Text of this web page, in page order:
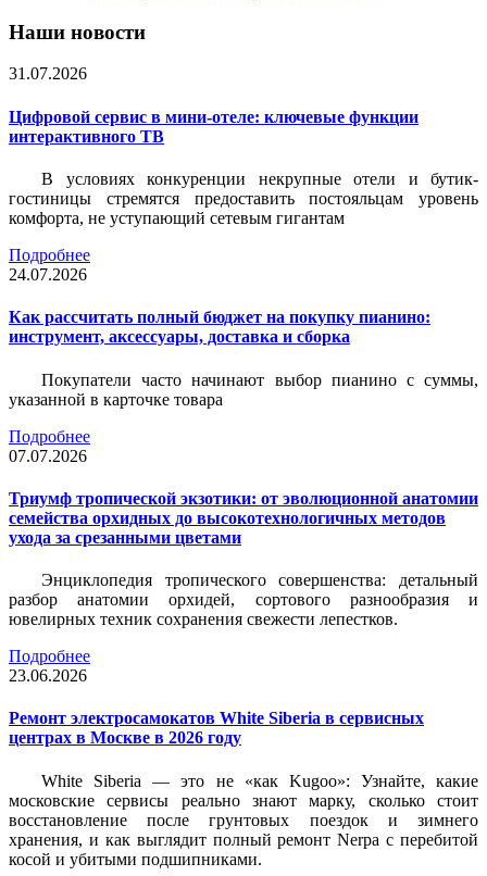
Наши новости
31.07.2026
Цифровой сервис в мини-отеле: ключевые функции
интерактивного ТВ
В условиях конкуренции некрупные отели и бутик-
гостиницы стремятся предоставить постояльцам уровень
комфорта, не уступающий сетевым гигантам
Подробнее
24.07.2026
Как рассчитать полный бюджет на покупку пианино:
инструмент, аксессуары, доставка и сборка
Покупатели часто начинают выбор пианино с суммы,
указанной в карточке товара
Подробнее
07.07.2026
Триумф тропической экзотики: от эволюционной анатомии
семейства орхидных до высокотехнологичных методов
ухода за срезанными цветами
Энциклопедия тропического совершенства: детальный
разбор анатомии орхидей, сортового разнообразия и
ювелирных техник сохранения свежести лепестков.
Подробнее
23.06.2026
Ремонт электросамокатов White Siberia в сервисных
центрах в Москве в 2026 году
White Siberia — это не «как Kugoo»: Узнайте, какие
московские сервисы реально знают марку, сколько стоит
восстановление после грунтовых поездок и зимнего
хранения, и как выглядит полный ремонт Nerpa с перебитой
косой и убитыми подшипниками.